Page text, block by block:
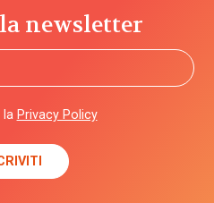
newsletter
Privacy Policy